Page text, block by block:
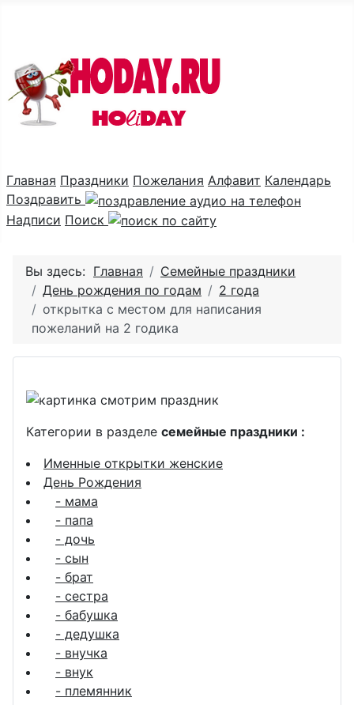
Главная Праздники Пожелания Алфавит Календарь
Поздравить
Надписи Поиск
Вы здесь: Главная
Семейные праздники
День рождения по годам
2 года
открытка с местом для написания
пожеланий на 2 годика
Категории в разделе семейные праздники :
Именные открытки женские
День Рождения
- мама
- папа
- дочь
- сын
- брат
- сестра
- бабушка
- дедушка
- внучка
- внук
- племянник